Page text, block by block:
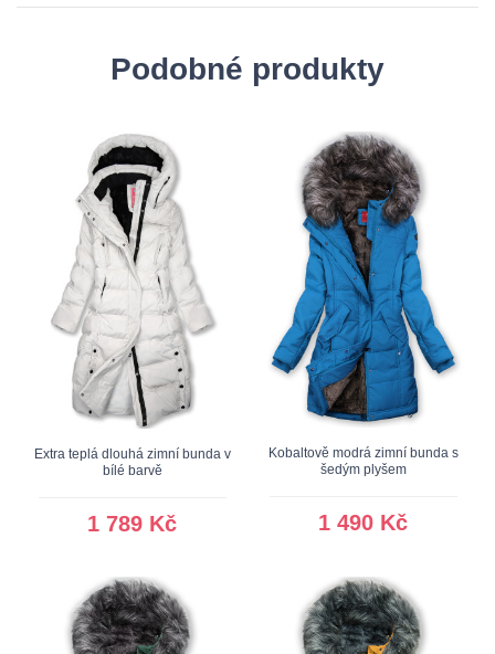
Podobné produkty
Extra teplá dlouhá zimní bunda v
bílé barvě
1 789 Kč
Kobaltově modrá zimní bunda s
šedým plyšem
1 490 Kč